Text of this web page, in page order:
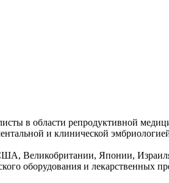
в области репродуктивной
и клинической
Великобритании, Японии,
оборудования и